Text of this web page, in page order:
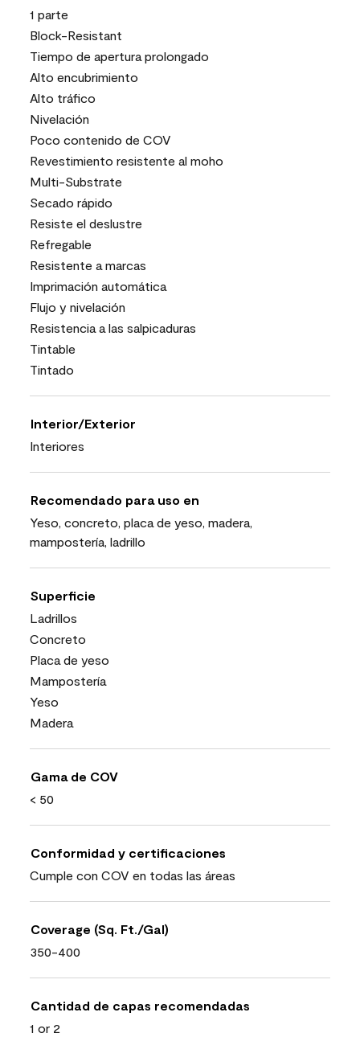
1 parte
Block-Resistant
Tiempo de apertura prolongado
Alto encubrimiento
Alto tráfico
Nivelación
Poco contenido de COV
Revestimiento resistente al moho
Multi-Substrate
Secado rápido
Resiste el deslustre
Refregable
Resistente a marcas
Imprimación automática
Flujo y nivelación
Resistencia a las salpicaduras
Tintable
Tintado
Interior/Exterior
Interiores
Recomendado para uso en
Yeso, concreto, placa de yeso, madera,
mampostería, ladrillo
Superficie
Ladrillos
Concreto
Placa de yeso
Mampostería
Yeso
Madera
Gama de COV
< 50
Conformidad y certificaciones
Cumple con COV en todas las áreas
Coverage (Sq. Ft./Gal)
350-400
Cantidad de capas recomendadas
1 or 2